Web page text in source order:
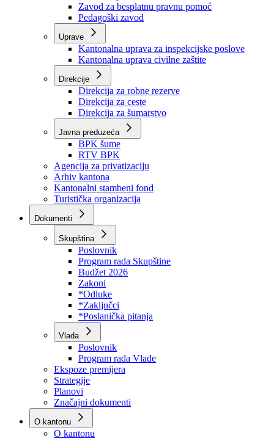
Zavodi
Zavod zdravstvenog osiguranja
Zavod za javno zdravstvo
Zavod za besplatnu pravnu pomoć
Pedagoški zavod
Kantonalna uprava za inspekcijske poslove
Kantonalna uprava civilne zaštite
Direkcije
Direkcija za robne rezerve
Direkcija za ceste
Direkcija za šumarstvo
Javna preduzeća
BPK šume
RTV BPK
Agencija za privatizaciju
Arhiv kantona
Kantonalni stambeni fond
Turistička organizacija
Dokumenti
Skupština
Poslovnik
Program rada Skupštine
Budžet 2026
Zakoni
*Odluke
*Zaključci
*Poslanička pitanja
Vlada
Poslovnik
Program rada Vlade
Ekspoze premijera
Strategije
Planovi
Značajni dokumenti